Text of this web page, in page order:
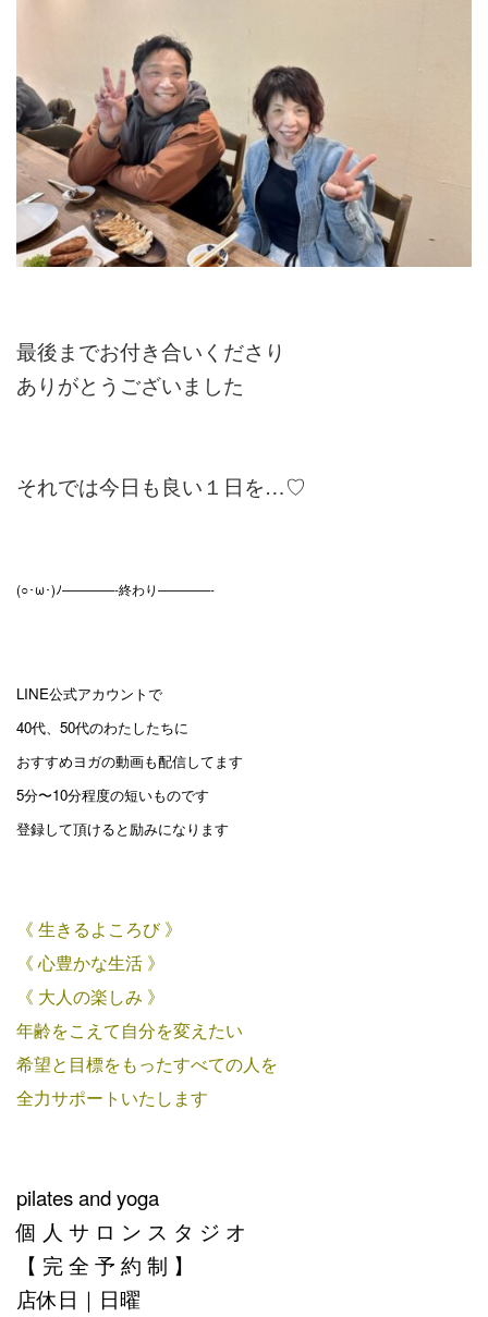
最後までお付き合いくださり
ありがとうございました
それでは今日も良い１日を…♡
(○･ω･)ﾉ————-終わり————-
LINE公式アカウントで
40代、50代のわたしたちに
おすすめヨガの動画も配信してます
5分〜10分程度の短いものです
登録して頂けると励みになります
《 生きるよころび 》
《 心豊かな生活 》
《 大人の楽しみ 》
年齢をこえて自分を変えたい
希望と目標をもったすべての人を
全力サポートいたします
pilates and yoga
個 人 サ ロ ン ス タ ジ オ
【 完 全 予 約 制 】
店休日｜日曜